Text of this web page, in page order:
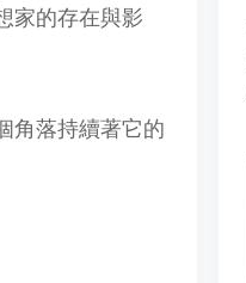
家的存在與影
角落持續著它的